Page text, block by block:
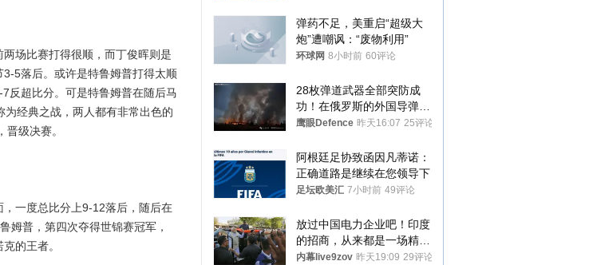
场比赛打得很顺，而丁俊晖则是
5落后。或许是特鲁姆普打得太顺
反超比分。可是特鲁姆普在随后马
为经典之战，两人都有非常出色的
级决赛。
一度总比分上9-12落后，随后在
姆普，第四次夺得世锦赛冠军，
的王者。
弹药不足，美重启“超级大
炮”遭嘲讽：“废物利用”
环球网 8小时前 60评论
28枚弹道武器全部突防成
功！在俄罗斯的外国导弹发
射车都是合法打击目标
鹰眼Defence 昨天16:07 25评论
阿根廷足协致函因凡蒂诺：
正确道路是继续在您领导下
足坛欧美汇 7小时前 49评论
放过中国电力企业吧！印度
的招商，从来都是一场精准
收割
内幕live9zov 昨天19:09 29评论